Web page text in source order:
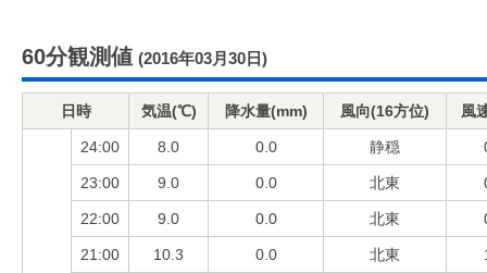
60分観測値 (2016年03月30日)
日時 気温(℃) 降水量(mm) 風向(16方位) 風
24:00 8.0 0.0 静穏
23:00 9.0 0.0 北東
22:00 9.0 0.0 北東
21:00 10.3 0.0 北東